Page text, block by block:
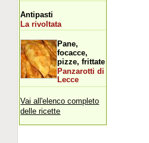
Antipasti
La rivoltata
Pane,
focacce,
pizze, frittate
Panzarotti di
Lecce
Vai all'elenco completo
delle ricette